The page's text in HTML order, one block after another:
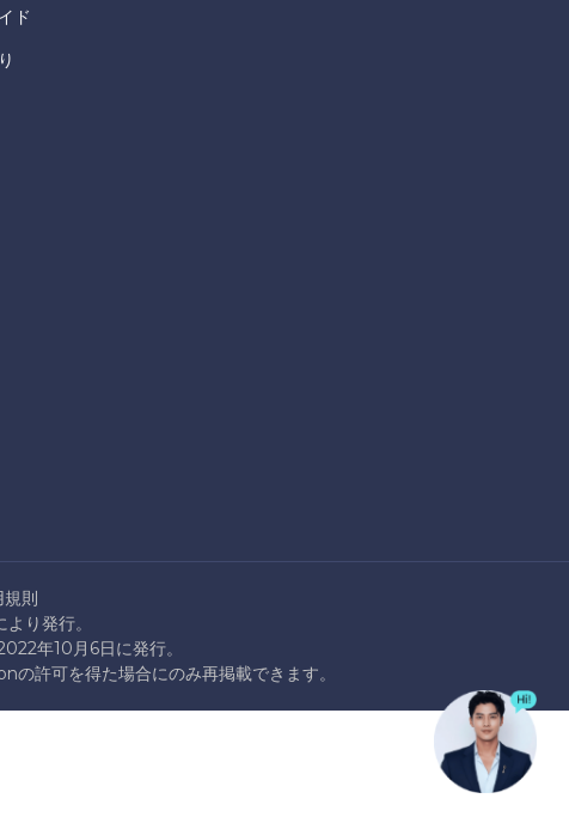
ド
規則
り発行。
年10月6日に発行。
許可を得た場合にのみ再掲載できます。